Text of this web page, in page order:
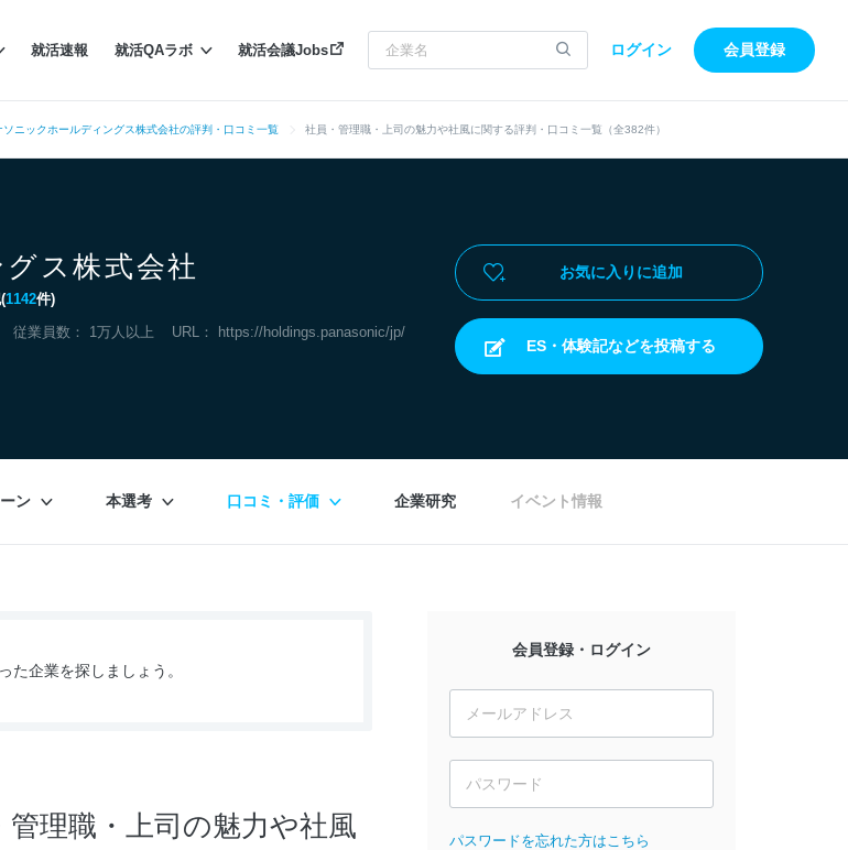
就活速報 就活QAラボ 就活会議Jobs ログイン 会員登録
ソニックホールディングス株式会社の評判・口コミ一覧 社員・管理職・上司の魅力や社風に関する評判・口コミ一覧（全382件）
ス株式会社
1142件)
従業員数： 1万人以上 URL： https://holdings.panasonic/jp/
お気に入りに追加
ES・体験記などを投稿する
ン 本選考 口コミ・評価 企業研究 イベント情報
た企業を探しましょう。
理職・上司の魅力や社風
会員登録・ログイン
パスワードを忘れた方はこちら